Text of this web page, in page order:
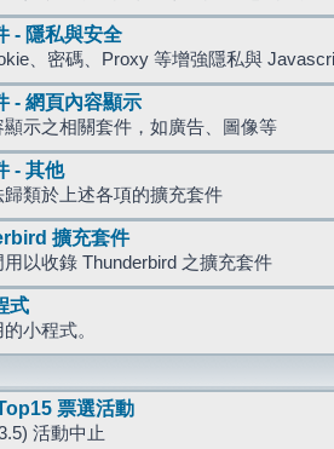
- 隱私與安全
、密碼、Proxy 等增強隱私與
- 網頁內容顯示
顯示之相關套件，如廣告、圖像等
- 其他
歸類於上述各項的擴充套件
擴充套件
以收錄 Thunderbird 之擴充套件
式
小程式。
票選活動
活動中止